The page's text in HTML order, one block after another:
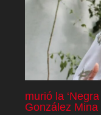
murió la
González Mina